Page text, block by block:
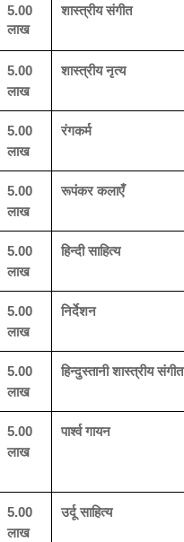
5.00
लाख
शास्त्रीय संगीत
5.00
लाख
शास्त्रीय नृत्य
5.00
लाख
रंगकर्म
5.00
लाख
रूपंकर कलाएँ
5.00
लाख
हिन्दी साहित्य
5.00
लाख
निर्देशन
5.00
लाख
हिन्दुस्तानी शास्त्रीय संगीत
5.00
लाख
पार्श्व गायन
5.00
लाख
उर्दू साहित्य